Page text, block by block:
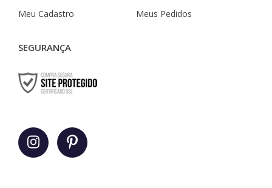
Meu Cadastro Meus Pedidos
SEGURANÇA